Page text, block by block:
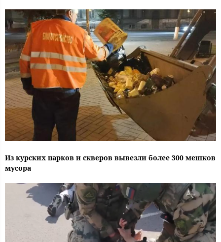
Из курских парков и скверов вывезли более 300 мешков
мусора